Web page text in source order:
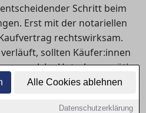
Alle Cookies ablehnen
Datenschutzerklärung
Schritt beim
Erst mit der notariellen
rechtswirksam.
sollten Käufer:innen
welche Unterlagen nötig
und welche Kosten